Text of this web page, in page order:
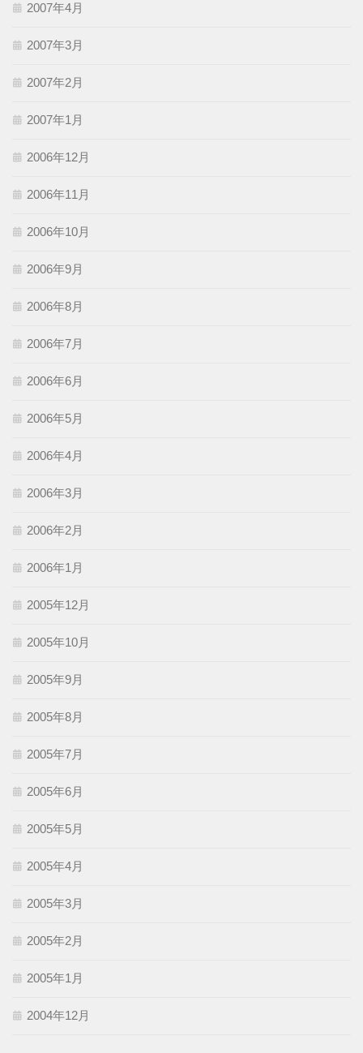
2007年4月
2007年3月
2007年2月
2007年1月
2006年12月
2006年11月
2006年10月
2006年9月
2006年8月
2006年7月
2006年6月
2006年5月
2006年4月
2006年3月
2006年2月
2006年1月
2005年12月
2005年10月
2005年9月
2005年8月
2005年7月
2005年6月
2005年5月
2005年4月
2005年3月
2005年2月
2005年1月
2004年12月